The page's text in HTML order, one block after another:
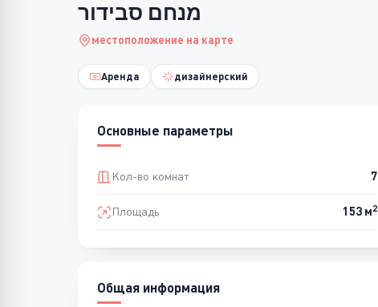
מנחם סבידור
местоположение на карте
Аренда дизайнерский
Основные параметры
Кол-во комнат 7
Площадь 153 м2
Общая информация